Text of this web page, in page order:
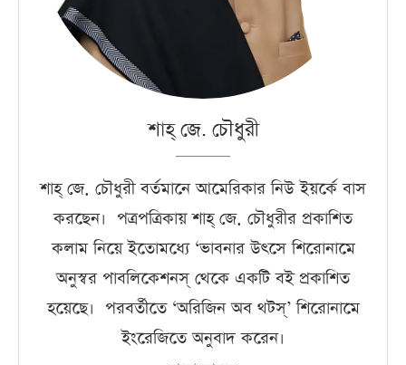
শাহ্‌ জে. চৌধুরী
শাহ্‌ জে. চৌধুরী বর্তমানে আমেরিকার নিউ ইয়র্কে বাস
করছেন। পত্রপত্রিকায় শাহ্‌ জে. চৌধুরীর প্রকাশিত
কলাম নিয়ে ইতোমধ্যে ‘ভাবনার উৎসে শিরোনামে
অনুস্বর পাবলিকেশনস্‌ থেকে একটি বই প্রকাশিত
হয়েছে। পরবর্তীতে ‘অরিজিন অব থটস্‌’ শিরোনামে
ইংরেজিতে অনুবাদ করেন।